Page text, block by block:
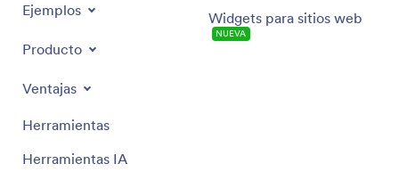
Ejemplos
Producto
Ventajas
Herramientas
Herramientas IA
Widgets para sitios web
NUEVA